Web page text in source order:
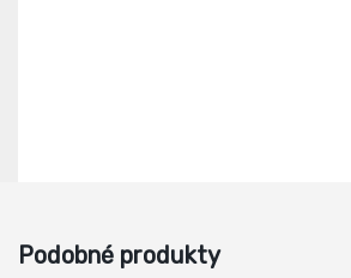
Podobné produkty